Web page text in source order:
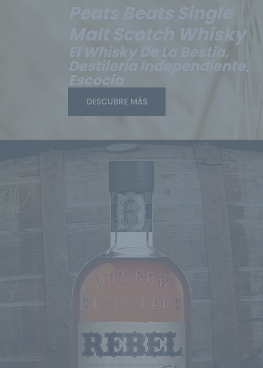
Peats Beats Single
Malt Scotch Whisky
El Whisky De La Bestia,
Destileria Independiente,
Escocia
DESCUBRE MÁS